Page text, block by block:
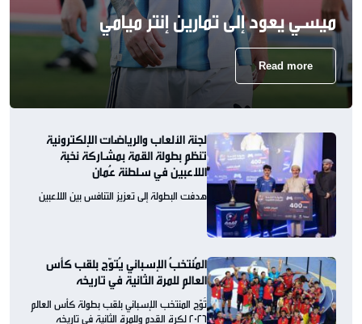
ميسي يعود إلى تمارين إنتر ميامي
Read more
لجنة الألعاب والرياضات الإلكترونية
تنظم بطولة القمة بمشاركة نخبة
اللاعبين في سلطنة عُمان
هدفت البطولة إلى تعزيز التنافس بين اللاعبين
المُنتخبُ الإسباني يُتوّج بلقب كأس
العالم للمرة الثانية في تاريخه
تُوّج المنتخب الإسباني بلقب بطولة كأس العالم
2026 لكرة القدم وللمرة الثانية في تاريخه